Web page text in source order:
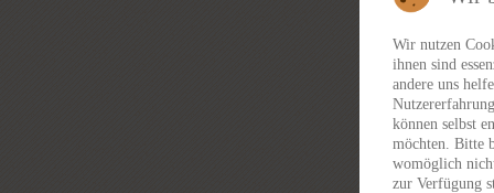
Wir nutzen
ihnen sind
andere uns
können selbst
möchten. Bitte
womöglich
zur Verfügung